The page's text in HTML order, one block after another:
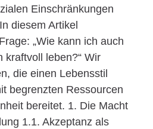
Einschränkungen
diesem Artikel
„Wie kann ich auch
kraftvoll leben?“ Wir
die einen Lebensstil
begrenzten Ressourcen
bereitet. 1. Die Macht
1.1. Akzeptanz als